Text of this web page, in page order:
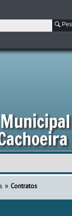
» Contratos